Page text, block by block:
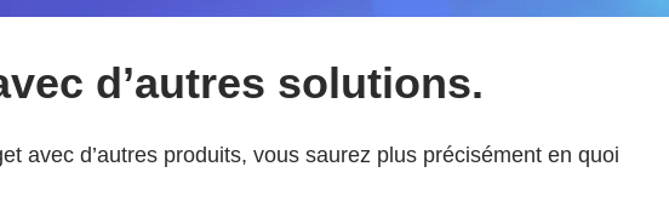
d’autres solutions.
avec d’autres produits, vous saurez plus précisément en quoi